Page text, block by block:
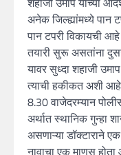
अनेक जिल्ह्यांमध्ये पान
पान टपरी विकायची
तयारी सुरू असतांना
यावर सुध्दा शहाजी
त्याची हकीकत अशी
8.30 वाजेदरम्यान
अर्थात स्थानिक गुन्हा
असणाऱ्या डॉक्टाराने
नावाचा एक माणुस